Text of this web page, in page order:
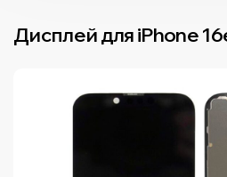
Дисплей для iPhone